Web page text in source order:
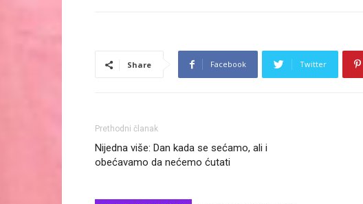
Share Facebook Twitter
Prethodni članak
Nijedna više: Dan kada se sećamo, ali i
obećavamo da nećemo ćutati